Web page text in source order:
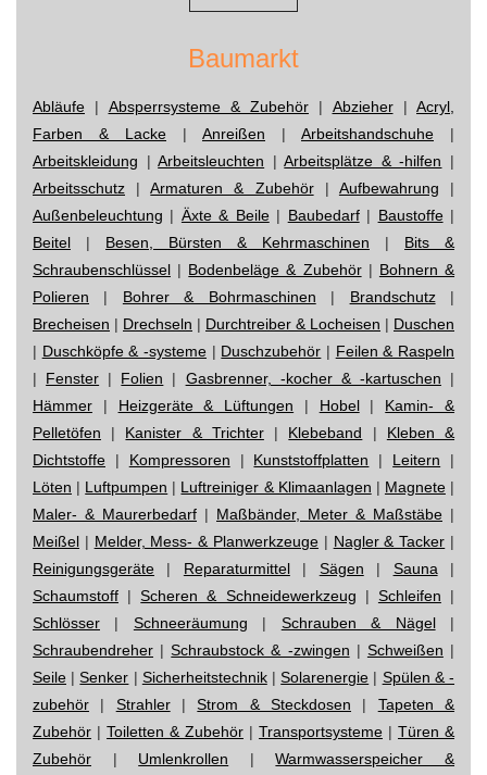
Baumarkt
Abläufe | Absperrsysteme & Zubehör | Abzieher| Acryl,
Farben & Lacke | Anreißen | Arbeitshandschuhe |
Arbeitskleidung |Arbeitsleuchten |Arbeitsplätze & -hilfen |
Arbeitsschutz |Armaturen & Zubehör| Aufbewahrung |
Außenbeleuchtung | Äxte & Beile| Baubedarf| Baustoffe|
Beitel | Besen, Bürsten & Kehrmaschinen | Bits &
Schraubenschlüssel | Bodenbeläge & Zubehör| Bohnern &
Polieren | Bohrer & Bohrmaschinen | Brandschutz|
Brecheisen | Drechseln | Durchtreiber & Locheisen | Duschen
| Duschköpfe & -systeme | Duschzubehör | Feilen & Raspeln
| Fenster | Folien | Gasbrenner, -kocher & -kartuschen |
Hämmer | Heizgeräte & Lüftungen | Hobel| Kamin- &
Pelletöfen | Kanister & Trichter| Klebeband | Kleben &
Dichtstoffe | Kompressoren | Kunststoffplatten | Leitern |
Löten | Luftpumpen | Luftreiniger & Klimaanlagen | Magnete|
Maler- & Maurerbedarf | Maßbänder, Meter & Maßstäbe |
Meißel | Melder, Mess- & Planwerkzeuge | Nagler & Tacker |
Reinigungsgeräte | Reparaturmittel| Sägen | Sauna |
Schaumstoff |Scheren & Schneidewerkzeug | Schleifen |
Schlösser | Schneeräumung | Schrauben & Nägel|
Schraubendreher |Schraubstock & -zwingen | Schweißen |
Seile |Senker | Sicherheitstechnik|Solarenergie | Spülen & -
zubehör | Strahler|Strom & Steckdosen | Tapeten &
Zubehör | Toiletten & Zubehör | Transportsysteme | Türen &
Zubehör | Umlenkrollen |Warmwasserspeicher &